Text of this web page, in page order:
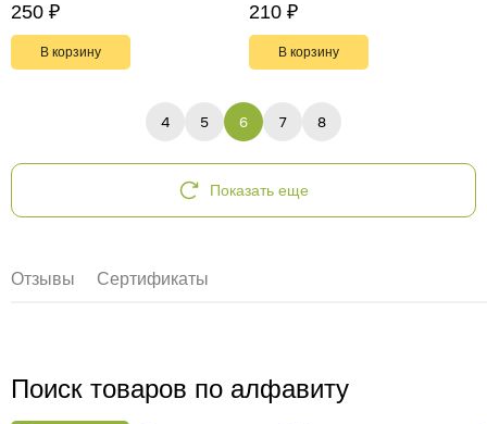
250 ₽
В корзину
210 ₽
В корзину
4 5 6 7 8
Показать еще
Отзывы Сертификаты
Поиск товаров по алфавиту